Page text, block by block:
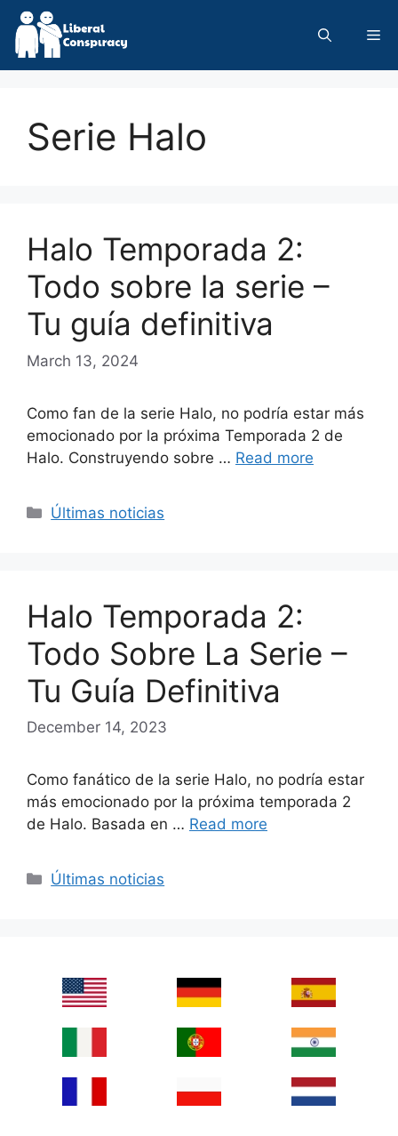
Skip
content
Serie Halo
Halo Temporada 2:
Todo sobre la serie –
Tu guía definitiva
March 13, 2024
Como fan de la serie Halo, no podría estar más
emocionado por la próxima Temporada 2 de
Halo. Construyendo sobre … Read more
Categories
Últimas noticias
Halo Temporada 2:
Todo Sobre La Serie –
Tu Guía Definitiva
December 14, 2023
Como fanático de la serie Halo, no podría estar
más emocionado por la próxima temporada 2
de Halo. Basada en … Read more
Categories
Últimas noticias